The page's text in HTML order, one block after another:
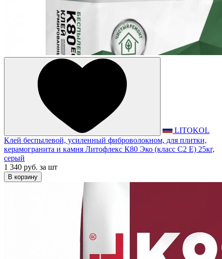
LITOKOL
Клей беспылевой, усиленный фиброволокном, для плитки,
керамогранита и камня Литофлекс К80 Эко (класс С2 Е) 25кг,
серый
1 340 руб. за шт
В корзину